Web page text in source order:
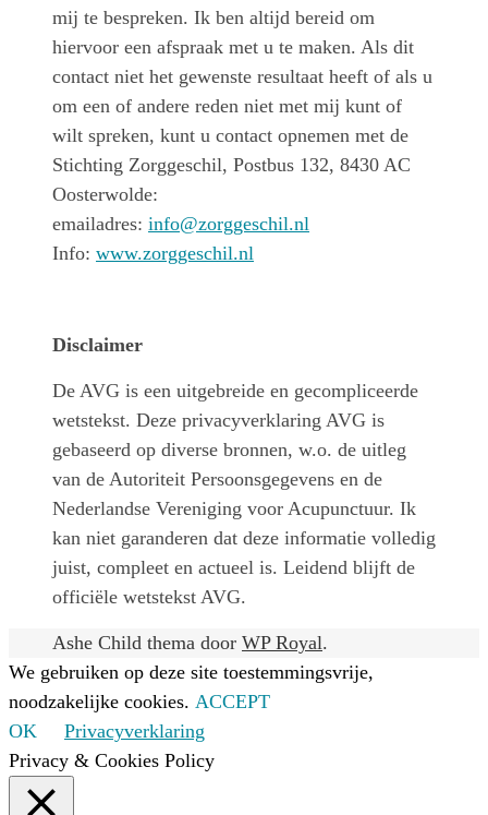
mij te bespreken. Ik ben altijd bereid om
hiervoor een afspraak met u te maken. Als dit
contact niet het gewenste resultaat heeft of als u
om een of andere reden niet met mij kunt of
wilt spreken, kunt u contact opnemen met de
Stichting Zorggeschil, Postbus 132, 8430 AC
Oosterwolde:
emailadres: info@zorggeschil.nl
Info: www.zorggeschil.nl
Disclaimer
De AVG is een uitgebreide en gecompliceerde
wetstekst. Deze privacyverklaring AVG is
gebaseerd op diverse bronnen, w.o. de uitleg
van de Autoriteit Persoonsgegevens en de
Nederlandse Vereniging voor Acupunctuur. Ik
kan niet garanderen dat deze informatie volledig
juist, compleet en actueel is. Leidend blijft de
officiële wetstekst AVG.
Ashe Child thema door WP Royal.
We gebruiken op deze site toestemmingsvrije,
noodzakelijke cookies. ACCEPT
OK
Privacyverklaring
Privacy & Cookies Policy